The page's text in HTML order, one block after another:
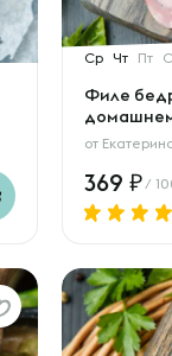
Ср Чт Пт
Филе
от
369 /